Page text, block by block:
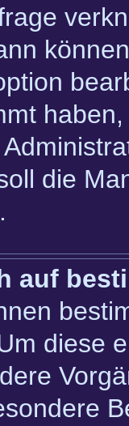
die
auf
diese